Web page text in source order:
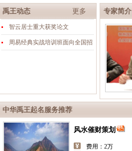
禹王动态 更多
纳音天机姓名预测学面授班面向
智云居士重大获奖论文
周易经典实战培训班面向全国招
专家简介
中华禹王起名服务推荐
男女合婚咨询
费用：1000